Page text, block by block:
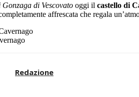
di Vescovato oggi il castello di
affrescata che regala
Redazione